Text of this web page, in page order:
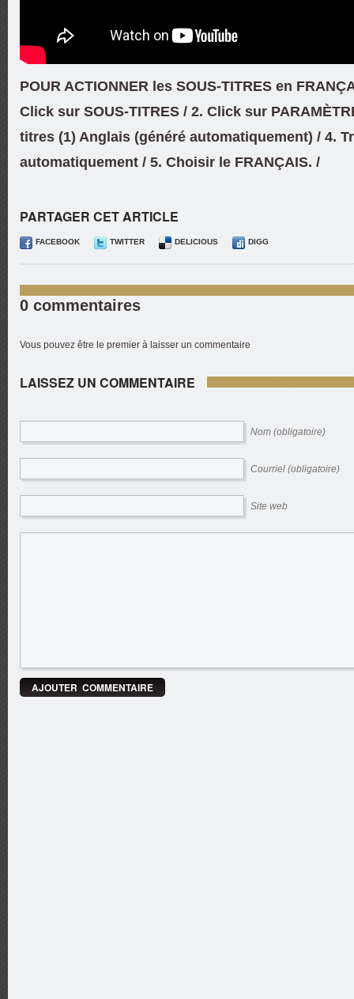
POUR ACTIONNER les SOUS-TITRES en
Click sur SOUS-TITRES / 2. Click sur
titres (1) Anglais (généré automatiquement) / 4.
automatiquement / 5. Choisir le FRANÇAIS. /
PARTAGER CET ARTICLE
FACEBOOK TWITTER DELICIOUS DIGG
0 commentaires
Vous pouvez être le premier à laisser un commentaire
LAISSEZ UN COMMENTAIRE
Nom (obligatoire)
Courriel (obligatoire)
Site web